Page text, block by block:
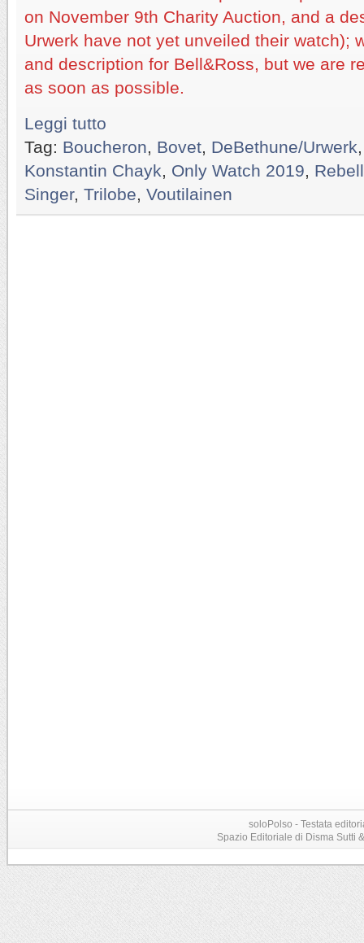
on November 9th Charity Auction, and a
Urwerk have not yet unveiled their watch);
and description for Bell&Ross, but we are
as soon as possible.
Leggi tutto
Tag: Boucheron Bovet DeBethune/Urwerk
Konstantin Chayk
Only Watch 2019
Singer, Trilobe Voutilainen
soloPolso - Testata
Spazio Editoriale di Disma Sutti